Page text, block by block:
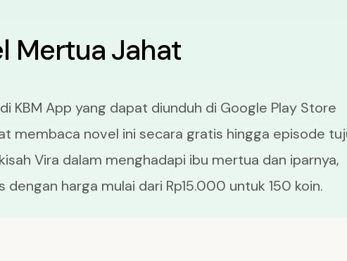
Mertua Jahat
KBM App yang dapat diunduh di Google Play Store
membaca novel ini secara gratis hingga episode
Vira dalam menghadapi ibu mertua dan iparnya,
harga mulai dari Rp15.000 untuk 150 koin.